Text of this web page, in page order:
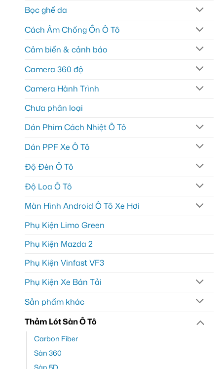
Bọc ghế da
Cách Âm Chống Ồn Ô Tô
Cảm biến & cảnh báo
Camera 360 độ
Camera Hành Trình
Chưa phân loại
Dán Phim Cách Nhiệt Ô Tô
Dán PPF Xe Ô Tô
Độ Đèn Ô Tô
Độ Loa Ô Tô
Màn Hình Android Ô Tô Xe Hơi
Phụ Kiện Limo Green
Phụ Kiện Mazda 2
Phụ Kiện Vinfast VF3
Phụ Kiện Xe Bán Tải
Sản phẩm khác
Thảm Lót Sàn Ô Tô
Carbon Fiber
Sàn 360